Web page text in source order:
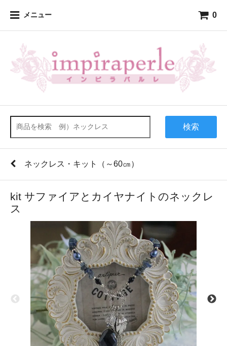
メニュー 0
検索
ネックレス・キット（～60㎝）
kit サファイアとカイヤナイトのネックレ
ス